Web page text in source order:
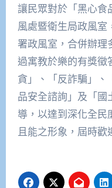
讓民眾對於「黑心食
風處暨衛生局政風室
署政風室，合併辦理
過寓教於樂的有獎徵
貪」、「反詐騙」、
品安全諮詢」及「國
導，以達到深化全民
且能之形象，屆時歡